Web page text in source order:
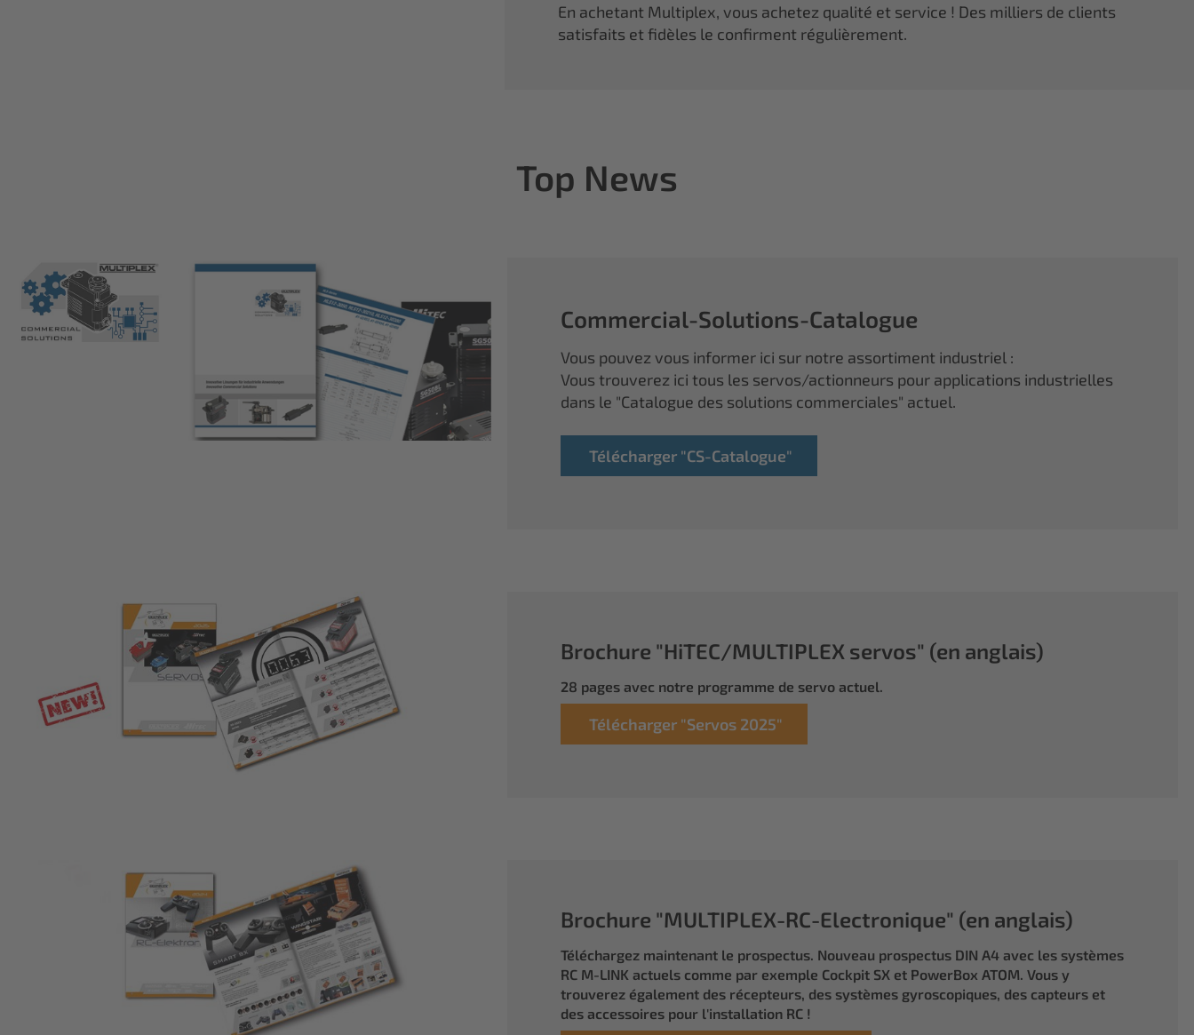
En achetant Multiplex, vous achetez qualité et service ! Des milliers de clients
satisfaits et fidèles le confirment régulièrement.
Top News
Commercial-Solutions-Catalogue
Vous pouvez vous informer ici sur notre assortiment industriel :
Vous trouverez ici tous les servos/actionneurs pour applications industrielles
dans le "Catalogue des solutions commerciales" actuel.
Télécharger "CS-Catalogue"
Brochure "HiTEC/MULTIPLEX servos" (en anglais)
28 pages avec notre programme de servo actuel.
Télécharger "Servos 2025"
Brochure "MULTIPLEX-RC-Electronique" (en anglais)
Téléchargez maintenant le prospectus. Nouveau prospectus DIN A4 avec les systèmes
RC M-LINK actuels comme par exemple Cockpit SX et PowerBox ATOM. Vous y
trouverez également des récepteurs, des systèmes gyroscopiques, des capteurs et
des accessoires pour l'installation RC !